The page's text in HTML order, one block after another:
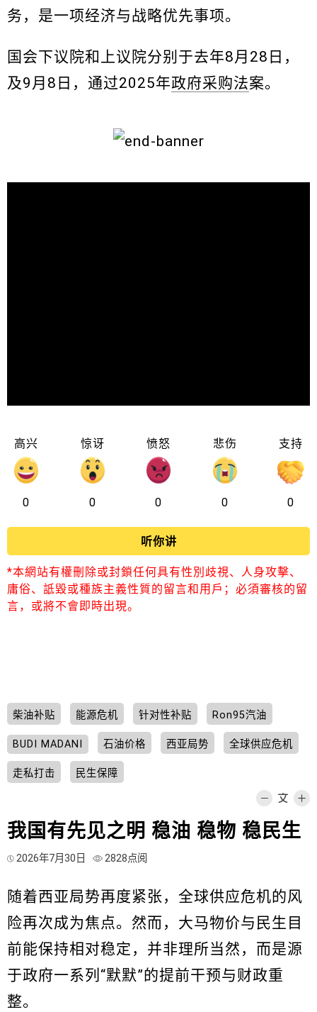
务，是一项经济与战略优先事项。
国会下议院和上议院分别于去年8月28日，
及9月8日，通过2025年政府采购法案。
高兴
0
惊讶
0
愤怒
0
悲伤
0
支持
0
听你讲
*本網站有權刪除或封鎖任何具有性別歧視、人身攻擊、
庸俗、詆毀或種族主義性質的留言和用戶；必須審核的留
言，或將不會即時出現。
柴油补贴 能源危机 针对性补贴 Ron95汽油
BUDI MADANI 石油价格 西亚局势 全球供应危机
走私打击 民生保障
我国有先见之明 稳油 稳物 稳民生
2026年7月30日 2828点阅
随着西亚局势再度紧张，全球供应危机的风
险再次成为焦点。然而，大马物价与民生目
前能保持相对稳定，并非理所当然，而是源
于政府一系列“默默”的提前干预与财政重
整。